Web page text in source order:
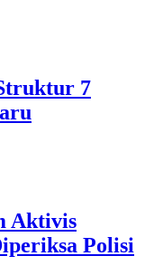
7
Aktivis
Polisi